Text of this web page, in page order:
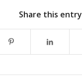
Share this entry